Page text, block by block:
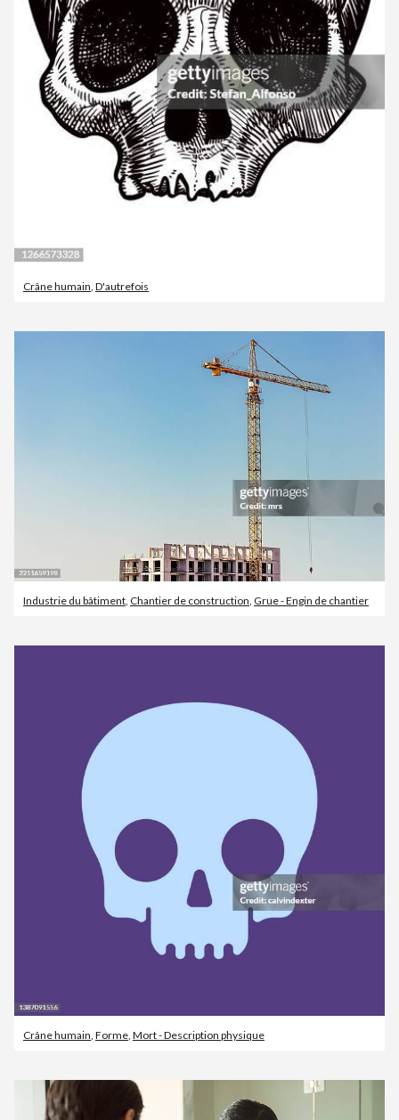
Crâne humain D'autrefois
Industrie du bâtiment Chantier de construction Grue - Engin de chantier
Crâne humain Forme Mort - Description physique